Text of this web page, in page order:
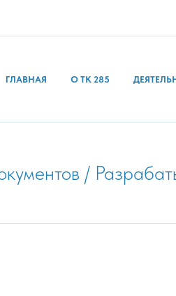
ГЛАВНАЯ О ТК 285
/